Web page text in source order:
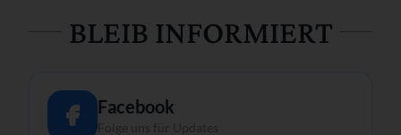
BLEIB INFORMIERT
Facebook